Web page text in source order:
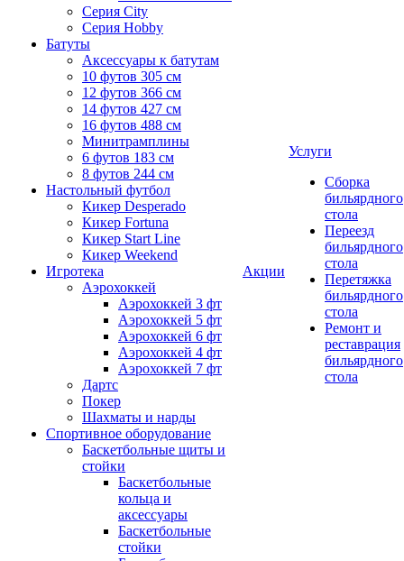
Серия City
Серия Hobby
Батуты
Аксессуары к батутам
10 футов 305 см
12 футов 366 см
14 футов 427 см
16 футов 488 см
Минитрамплины
6 футов 183 см
8 футов 244 см
Настольный футбол
Кикер Desperado
Кикер Fortuna
Кикер Start Line
Кикер Weekend
Игротека
Аэрохоккей
Аэрохоккей 3 фт
Аэрохоккей 5 фт
Аэрохоккей 6 фт
Аэрохоккей 4 фт
Аэрохоккей 7 фт
Дартс
Покер
Шахматы и нарды
Спортивное оборудование
Баскетбольные щиты и
стойки
Баскетбольные
кольца и
аксессуары
Баскетбольные
стойки
Акции
Услуги
Сборка
бильярдного
стола
Переезд
бильярдного
стола
Перетяжка
бильярдного
стола
Ремонт и
реставрация
бильярдного
стола